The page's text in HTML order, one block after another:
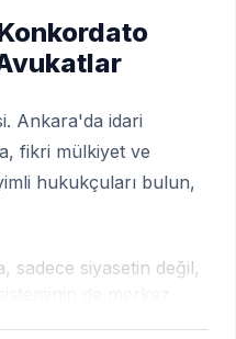
Ankara'da idari
fikri mülkiyet ve
hukukçuları bulun,
sadece siyasetin değil,